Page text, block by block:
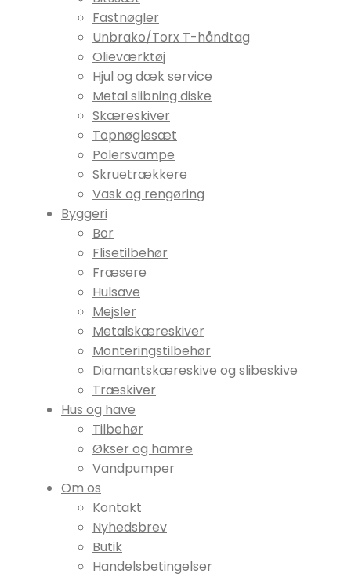
Fastnøgler
Unbrako/Torx T-håndtag
Olieværktøj
Hjul og dæk service
Metal slibning diske
Skæreskiver
Topnøglesæt
Polersvampe
Skruetrækkere
Vask og rengøring
Byggeri
Bor
Flisetilbehør
Fræsere
Hulsave
Mejsler
Metalskæreskiver
Monteringstilbehør
Diamantskæreskive og slibeskive
Træskiver
Hus og have
Tilbehør
Økser og hamre
Vandpumper
Om os
Kontakt
Nyhedsbrev
Butik
Handelsbetingelser